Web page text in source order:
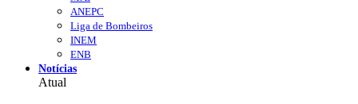
ANEPC
Liga de Bombeiros
INEM
ENB
Notícias
Atual